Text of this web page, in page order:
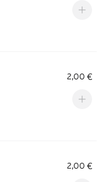
2,00 €
2,00 €